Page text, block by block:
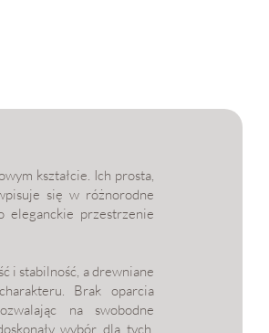
kształcie. Ich prosta,
się w różnorodne
eleganckie przestrzenie
i stabilność, a drewniane
Brak oparcia
na swobodne
wybór dla tych,